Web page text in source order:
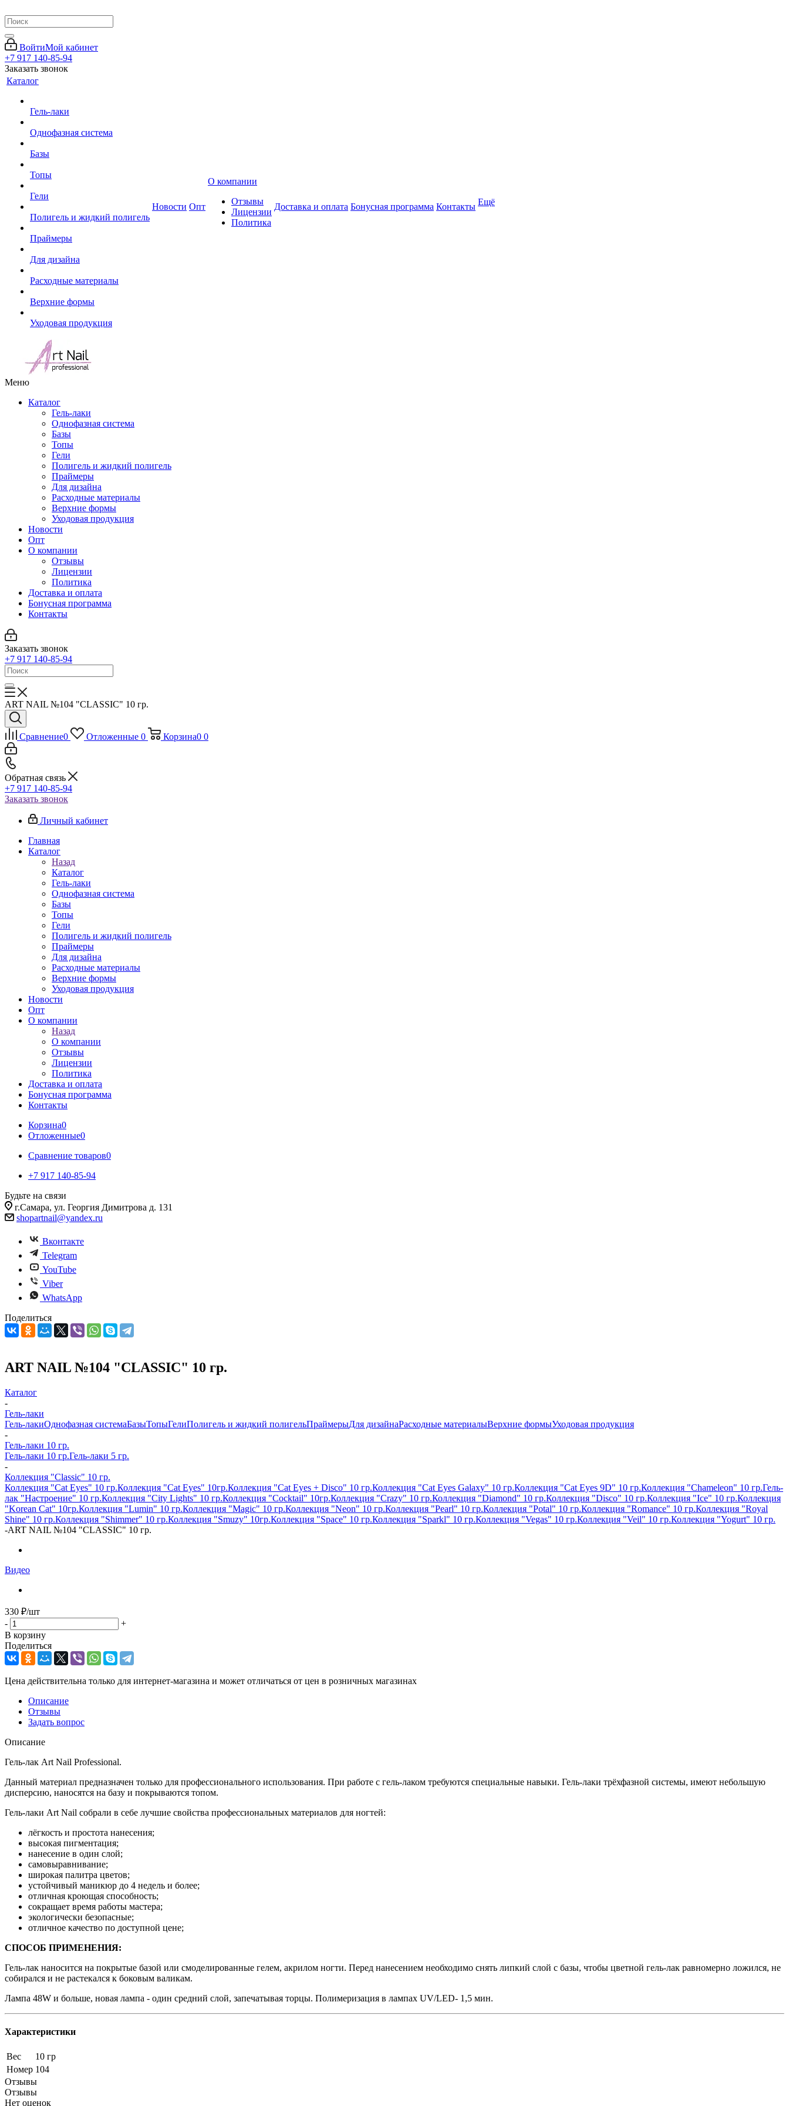
ВойтиМой кабинет
+7 917 140-85-94
Заказать звонок
Каталог
Гель-лаки
Однофазная система
Базы
Топы
Гели
Полигель и жидкий полигель
Праймеры
Для дизайна
Расходные материалы
Верхние формы
Уходовая продукция
Новости Опт
О компании
Отзывы
Лицензии
Политика
Доставка и оплата Бонусная программа Контакты Ещё
Меню
Каталог
Гель-лаки
Однофазная система
Базы
Топы
Гели
Полигель и жидкий полигель
Праймеры
Для дизайна
Расходные материалы
Верхние формы
Уходовая продукция
Новости
Опт
О компании
Отзывы
Лицензии
Политика
Доставка и оплата
Бонусная программа
Контакты
Заказать звонок
+7 917 140-85-94
ART NAIL №104 "CLASSIC" 10 гр.
Сравнение0 Отложенные 0 Корзина0 0
Обратная связь
+7 917 140-85-94
Заказать звонок
Личный кабинет
Главная
Каталог
Назад
Каталог
Гель-лаки
Однофазная система
Базы
Топы
Гели
Полигель и жидкий полигель
Праймеры
Для дизайна
Расходные материалы
Верхние формы
Уходовая продукция
Новости
Опт
О компании
Назад
О компании
Отзывы
Лицензии
Политика
Доставка и оплата
Бонусная программа
Контакты
Корзина0
Отложенные0
Сравнение товаров0
+7 917 140-85-94
Будьте на связи
г.Самара, ул. Георгия Димитрова д. 131
shopartnail@yandex.ru
Вконтакте
Telegram
YouTube
Viber
WhatsApp
Поделиться
ART NAIL №104 "CLASSIC" 10 гр.
Каталог
-
Гель-лаки
Гель-лакиОднофазная системаБазыТопыГелиПолигель и жидкий полигельПраймерыДля дизайнаРасходные материалыВерхние формыУходовая продукция
-
Гель-лаки 10 гр.
Гель-лаки 10 гр.Гель-лаки 5 гр.
-
Коллекция "Classic" 10 гр.
Коллекция "Cat Eyes" 10 гр.Коллекция "Cat Eyes" 10гр.Коллекция "Cat Eyes + Disco" 10 гр.Коллекция "Cat Eyes Galaxy" 10 гр.Коллекция "Cat Eyes 9D" 10 гр.Коллекция "Chameleon" 10 гр.Гель-
лак "Настроение" 10 гр.Коллекция "City Lights" 10 гр.Коллекция "Cocktail" 10гр.Коллекция "Crazy" 10 гр.Коллекция "Diamond" 10 гр.Коллекция "Disco" 10 гр.Коллекция "Ice" 10 гр.Коллекция
"Korean Cat" 10гр.Коллекция "Lumin" 10 гр.Коллекция "Magic" 10 гр.Коллекция "Neon" 10 гр.Коллекция "Pearl" 10 гр.Коллекция "Potal" 10 гр.Коллекция "Romance" 10 гр.Коллекция "Royal
Shine" 10 гр.Коллекция "Shimmer" 10 гр.Коллекция "Smuzy" 10гр.Коллекция "Space" 10 гр.Коллекция "Sparkl" 10 гр.Коллекция "Vegas" 10 гр.Коллекция "Veil" 10 гр.Коллекция "Yogurt" 10 гр.
-ART NAIL №104 "CLASSIC" 10 гр.
Видео
330 ₽/шт
-
+
В корзину
Поделиться
Цена действительна только для интернет-магазина и может отличаться от цен в розничных магазинах
Описание
Отзывы
Задать вопрос
Описание
Гель-лак Art Nail Professional.
Данный материал предназначен только для профессионального использования. При работе с гель-лаком требуются специальные навыки. Гель-лаки трёхфазной системы, имеют небольшую
дисперсию, наносятся на базу и покрываются топом.
Гель-лаки Art Nail собрали в себе лучшие свойства профессиональных материалов для ногтей:
лёгкость и простота нанесения;
высокая пигментация;
нанесение в один слой;
самовыравнивание;
широкая палитра цветов;
устойчивый маникюр до 4 недель и более;
отличная кроющая способность;
сокращает время работы мастера;
экологически безопасные;
отличное качество по доступной цене;
СПОСОБ ПРИМЕНЕНИЯ:
Гель-лак наносится на покрытые базой или смоделированные гелем, акрилом ногти. Перед нанесением необходимо снять липкий слой с базы, чтобы цветной гель-лак равномерно ложился, не
собирался и не растекался к боковым валикам.
Лампа 48W и больше, новая лампа - один средний слой, запечатывая торцы. Полимеризация в лампах UV/LED- 1,5 мин.
Характеристики
Вес
10 гр
Номер 104
Отзывы
Отзывы
Нет оценок